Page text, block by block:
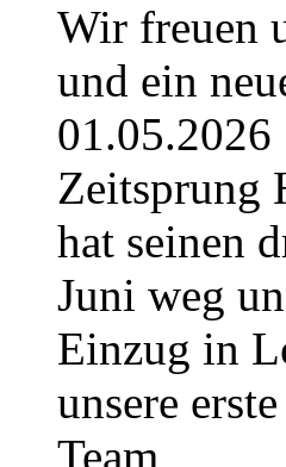
Wir freuen
und ein
01.05.2026
Zeitsprung
hat seinen
Juni weg
Einzug in
unsere
Team